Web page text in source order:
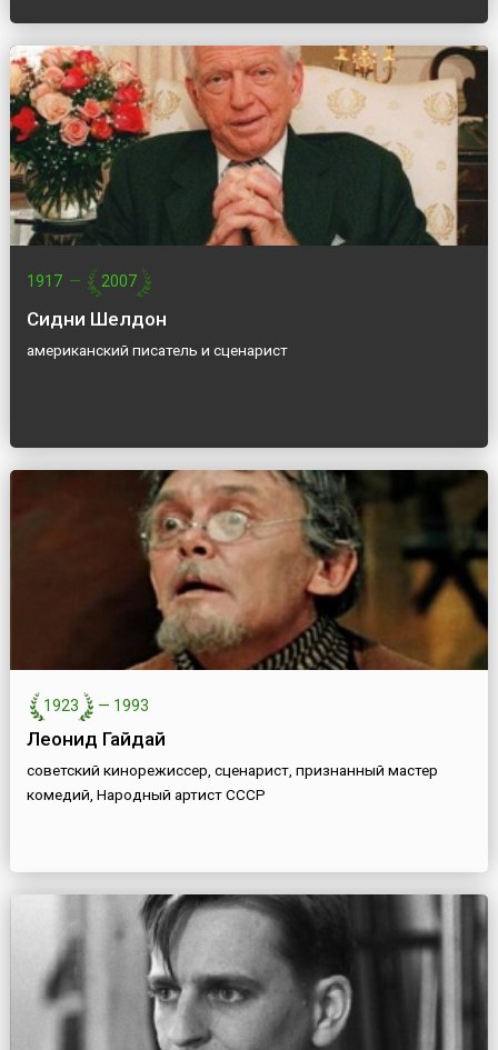
1917 — 2007
Сидни Шелдон
американский писатель и сценарист
1923 — 1993
Леонид Гайдай
советский кинорежиссер, сценарист, признанный мастер
комедий, Народный артист СССР